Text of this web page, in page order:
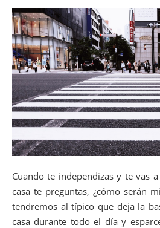
Cuando te independizas y te vas
casa te preguntas, ¿cómo serán
tendremos al típico que deja la
casa durante todo el día y